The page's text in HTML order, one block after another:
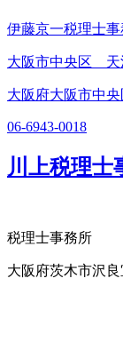
伊藤京一税理士
大阪市中央区
大阪府大阪市中央
06-6943-0018
川上税理士
税理士事務所
大阪府茨木市沢